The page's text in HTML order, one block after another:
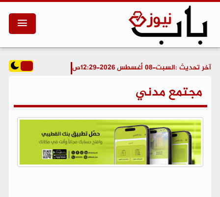
آخر تحديث :السبت-08 أغسطس 2026-12:29ص
مجتمع مدني